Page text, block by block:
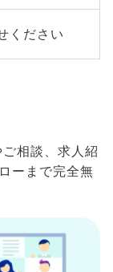
ください
相談、求人紹
ーまで完全無